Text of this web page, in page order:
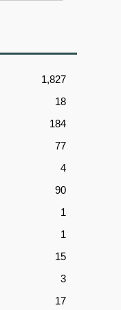
1,827
18
184
77
4
90
1
1
15
3
17